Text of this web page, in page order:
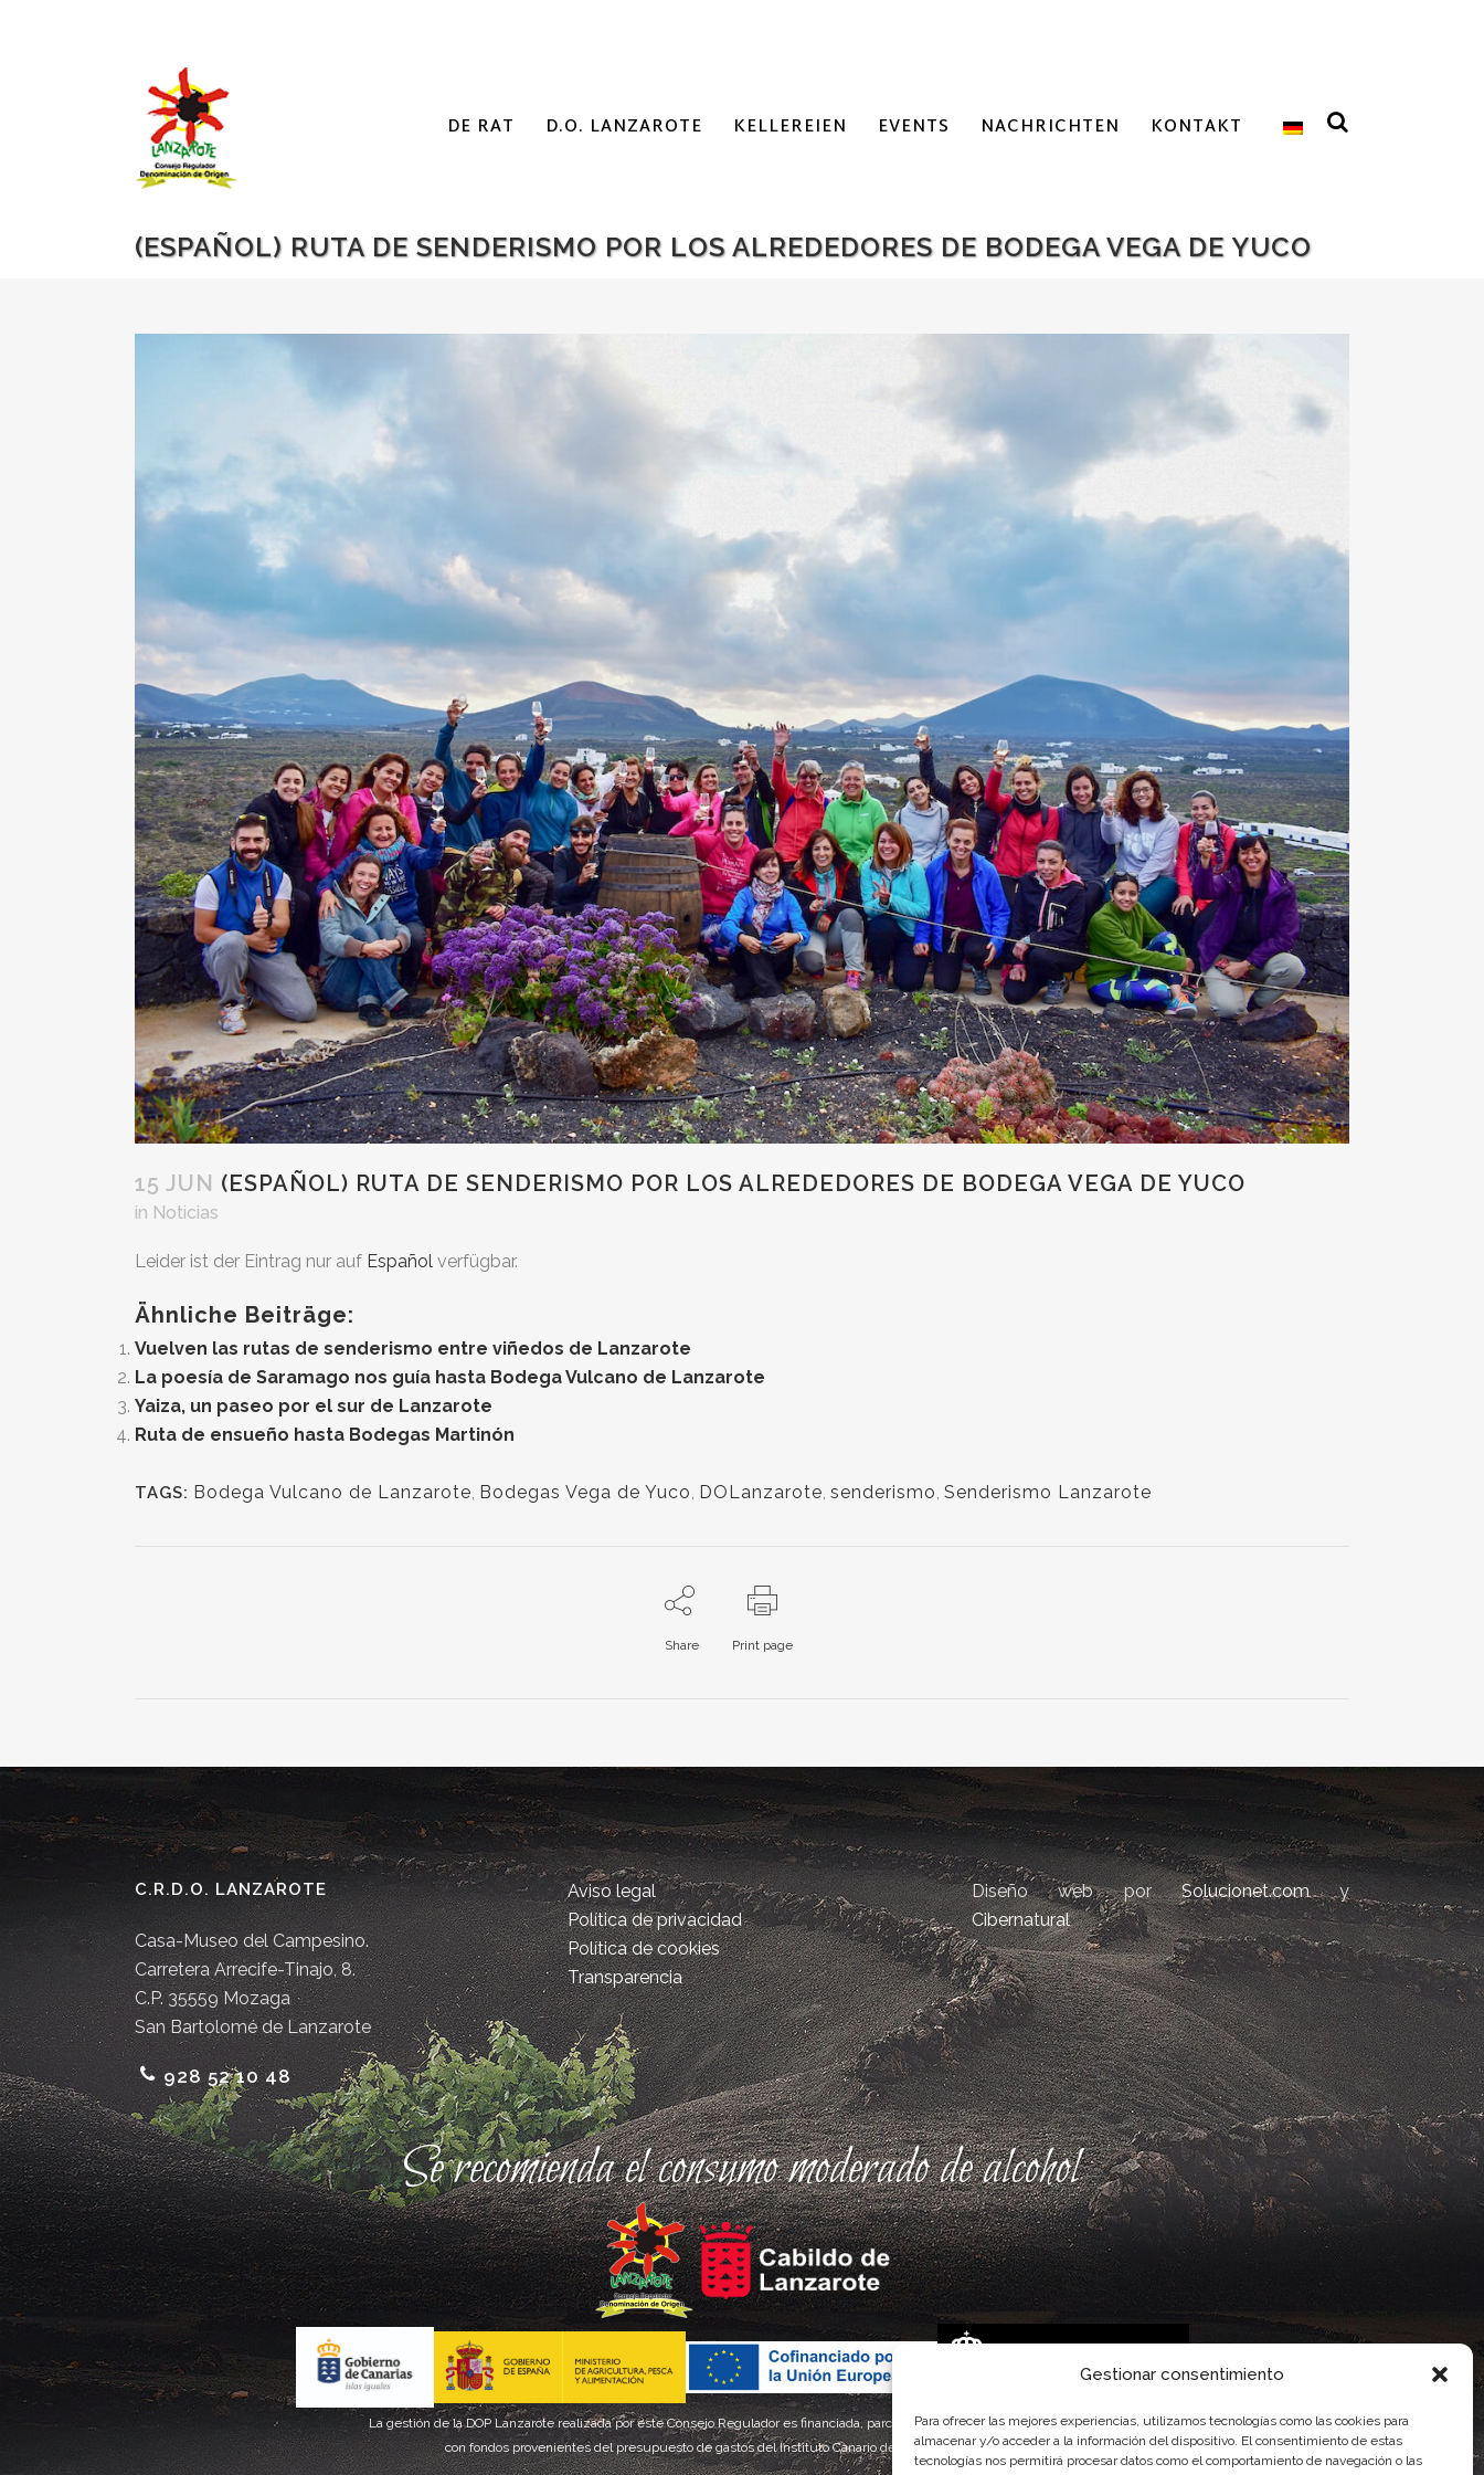
Gestionar consentimiento
Para ofrecer las mejores experiencias, utilizamos tecnologías como las cookies para
almacenar y/o acceder a la información del dispositivo. El consentimiento de estas
tecnologías nos permitirá procesar datos como el comportamiento de navegación o las
DE RAT D.O. LANZAROTE KELLEREIEN EVENTS NACHRICHTEN KONTAKT
(ESPAÑOL) RUTA DE SENDERISMO POR LOS ALREDEDORES DE BODEGA VEGA DE YUCO
15 JUN (ESPAÑOL) RUTA DE SENDERISMO POR LOS ALREDEDORES DE BODEGA VEGA DE YUCO
in Noticias
Leider ist der Eintrag nur auf Español verfügbar.
Ähnliche Beiträge:
Vuelven las rutas de senderismo entre viñedos de Lanzarote
La poesía de Saramago nos guía hasta Bodega Vulcano de Lanzarote
Yaiza, un paseo por el sur de Lanzarote
Ruta de ensueño hasta Bodegas Martinón
TAGS: Bodega Vulcano de Lanzarote, Bodegas Vega de Yuco, DOLanzarote, senderismo, Senderismo Lanzarote
Share Print page
C.R.D.O. LANZAROTE
Casa-Museo del Campesino.
Carretera Arrecife-Tinajo, 8.
C.P. 35559 Mozaga
San Bartolomé de Lanzarote
928 52 10 48
Aviso legal
Política de privacidad
Política de cookies
Transparencia
Diseño web porSolucionet.comy
Cibernatural
Se recomienda el consumo moderado de alcohol
La gestión de la DOP Lanzarote realizada por este Consejo Regulador es financiada, parcialmente, por el Gobierno de Canarias
con fondos provenientes del presupuesto de gastos del Instituto Canario de Calidad Agroalimentaria